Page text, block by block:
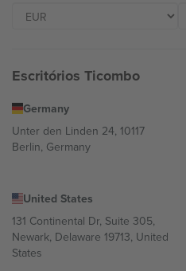
Escritórios Ticombo
Germany
Unter den Linden 24, 10117
Berlin, Germany
United States
131 Continental Dr, Suite 305,
Newark, Delaware 19713, United
States